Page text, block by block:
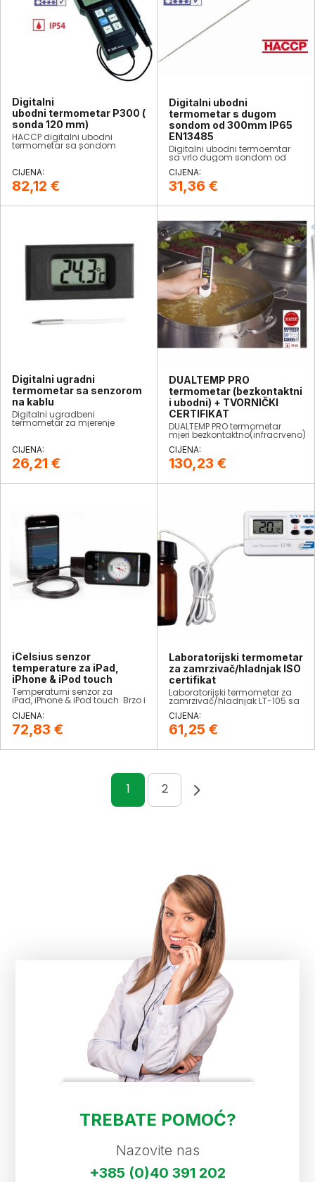
Digitalni
ubodni termometar P300 (
sonda 120 mm)
HACCP digitalni ubodni
termometar sa sondom
dužine 120mm. (DOSTUPAN S
82,12 €
Digitalni ubodni
termometar s dugom
sondom od 300mm IP65
EN13485
Digitalni ubodni termoemtar
sa vrlo dugom sondom od
300mm. Otporan na vlagu i
prašinu prema IP65 standardu.
Zadovoljava EN13485
standard
31,36 €
Digitalni ugradni
termometar sa senzorom
na kablu
Digitalni ugradbeni
termometar za mjerenje
temperature okoline ili
26,21 €
DUALTEMP PRO
termometar (bezkontaktni
i ubodni) + TVORNIČKI
CERTIFIKAT
DUALTEMP PRO termometar
mjeri bezkontaktno(infracrveno)
ili sondom. Uz njega dobivate i
tvornički certifikat o
umjeravanju što ga čini
pouzdanim za profesionalnu
130,23 €
iCelsius senzor
temperature za iPad,
iPhone & iPod touch
Temperaturni senzor za
iPad, iPhone & iPod touch Brzo i
točno mjerenje temperature s
Apple smartphone Lansirani su
iCelsius (-30..+70°C) i iCelsius
Pro (-30..+150°C)
72,83 €
Laboratorijski termometar
za zamrzivač/hladnjak ISO
certifikat
Laboratorijski termometar za
zamrzivač/hladnjak LT-105 sa
staklenom bocom uključujući
Glysofor punjenje za
smanjenje brzine reakcije
sonde temperaturnog kabela u
61,25 €
1 2 →
TREBATE POMOĆ?
Nazovite nas
+385 (0)40 391 202